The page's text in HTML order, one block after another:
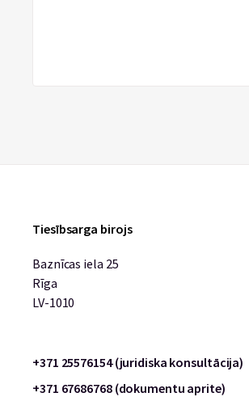
Tiesībsarga birojs
Baznīcas iela 25
Rīga
LV-1010
+371 25576154 (juridiska konsultācija)
+371 67686768 (dokumentu aprite)